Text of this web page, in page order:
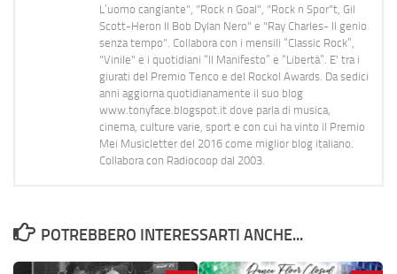
L’uomo cangiante", "Rock n Goal", "Rock n Spor"t, Gil
Scott-Heron Il Bob Dylan Nero" e "Ray Charles- Il genio
senza tempo". Collabora con i mensili “Classic Rock”,
"Vinile" e i quotidiani “Il Manifesto” e “Libertà”. E' tra i
giurati del Premio Tenco e del Rockol Awards. Da sedici
anni aggiorna quotidianamente il suo blog
www.tonyface.blogspot.it dove parla di musica,
cinema, culture varie, sport e con cui ha vinto il Premio
Mei Musicletter del 2016 come miglior blog italiano.
Collabora con Radiocoop dal 2003.
POTREBBERO INTERESSARTI ANCHE...